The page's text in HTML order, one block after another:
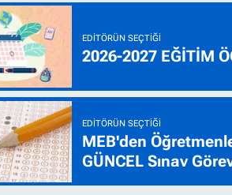
EDITÖRÜN SEÇTIĞI
2026-2027 EĞİTİM
EDITÖRÜN SEÇTIĞI
MEB'den
GÜNCEL Sınav